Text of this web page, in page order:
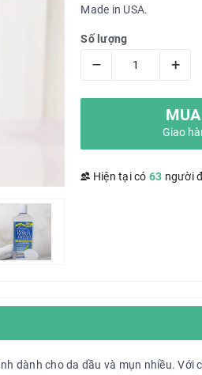
Made in USA.
Số lượng
– +
Giao
Hiện tại có 63 người
dành cho da dầu và mụn nhiều.